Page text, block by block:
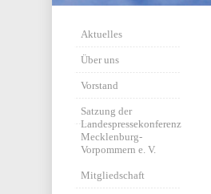
Aktuelles
Über uns
Vorstand
Satzung der
Landespressekonferenz
Mecklenburg-
Vorpommern e. V.
Mitgliedschaft